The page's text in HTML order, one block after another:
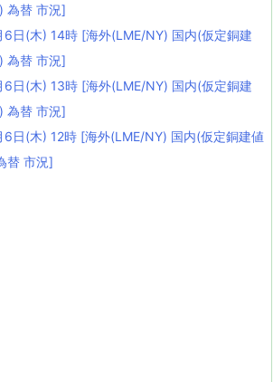
為替 市況]
日(木) 14時 [海外(LME/NY) 国内(仮定銅建
為替 市況]
日(木) 13時 [海外(LME/NY) 国内(仮定銅建
為替 市況]
日(木) 12時 [海外(LME/NY) 国内(仮定銅建値
替 市況]